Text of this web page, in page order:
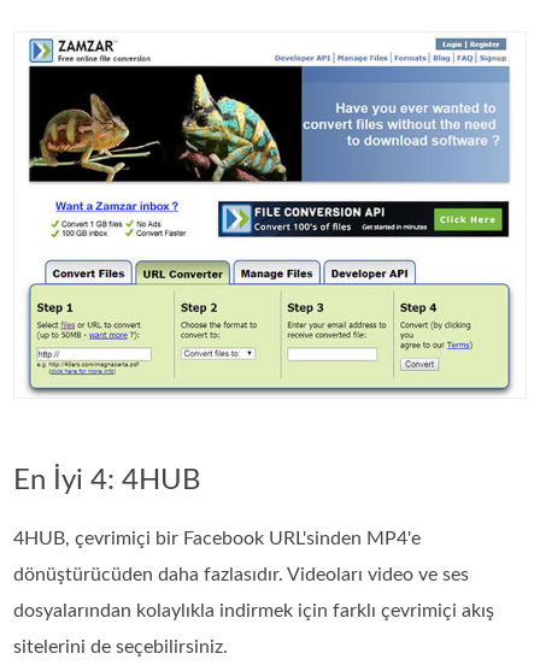
En İyi 4: 4HUB
4HUB, çevrimiçi bir Facebook URL'sinden MP4'e
dönüştürücüden daha fazlasıdır. Videoları video ve ses
dosyalarından kolaylıkla indirmek için farklı çevrimiçi akış
sitelerini de seçebilirsiniz.